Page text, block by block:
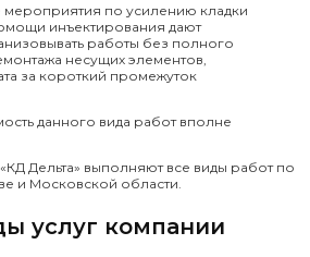
мероприятия по усилению кладки
инъектирования дают
работы без полного
несущих элементов,
за короткий промежуток
данного вида работ вполне
Дельта» выполняют все виды работ по
и Московской области.
услуг компании